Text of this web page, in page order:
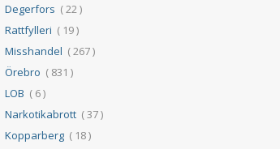
Degerfors ( 22 )
Rattfylleri ( 19 )
Misshandel ( 267 )
Örebro ( 831 )
LOB ( 6 )
Narkotikabrott( 37 )
Kopparberg( 18 )